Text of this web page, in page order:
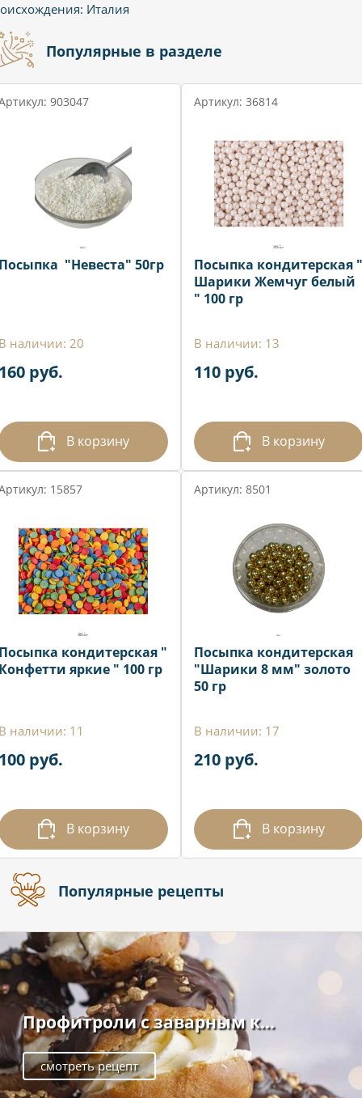
Италия
Популярные в разделе
903047
"Невеста" 50гр
наличии: 20
руб.
В корзину
Артикул: 36814
Посыпка кондитерская "
Шарики Жемчуг белый
" 100 гр
В наличии: 13
110 руб.
В корзину
15857
кондитерская "
яркие " 100 гр
наличии: 11
руб.
В корзину
Артикул: 8501
Посыпка кондитерская
"Шарики 8 мм" золото
50 гр
В наличии: 17
210 руб.
В корзину
Популярные рецепты
Профитроли с заварным к...
смотреть рецепт